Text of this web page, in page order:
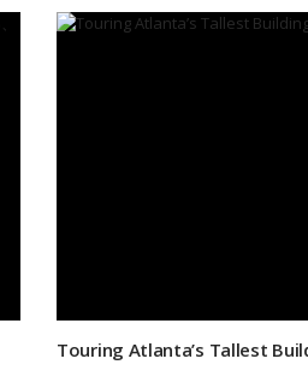
Touring Atlanta’s Tallest